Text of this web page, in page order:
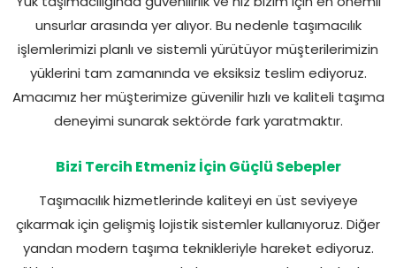
unsurlar arasında yer alıyor. Bu nedenle taşımacılık
işlemlerimizi planlı ve sistemli yürütüyor müşterilerimizin
yüklerini tam zamanında ve eksiksiz teslim ediyoruz.
Amacımız her müşterimize güvenilir hızlı ve kaliteli taşıma
deneyimi sunarak sektörde fark yaratmaktır.
Bizi Tercih Etmeniz İçin Güçlü Sebepler
Taşımacılık hizmetlerinde kaliteyi en üst seviyeye
çıkarmak için gelişmiş lojistik sistemler kullanıyoruz. Diğer
yandan modern taşıma teknikleriyle hareket ediyoruz.